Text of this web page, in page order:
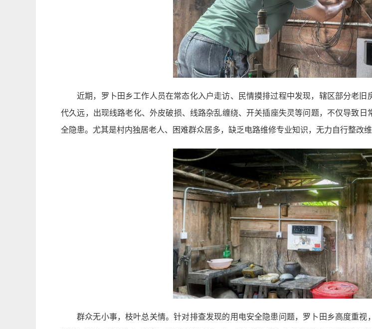
近期，罗卜田乡工作人员在常态化入户走访、民情摸排过程中发现，辖区部分老
代久远，出现线路老化、外皮破损、线路杂乱缠绕、开关插座失灵等问题，不仅导致
全隐患。尤其是村内独居老人、困难群众居多，缺乏电路维修专业知识，无力自行整改
群众无小事，枝叶总关情。针对排查发现的用电安全隐患问题，罗卜田乡高度重